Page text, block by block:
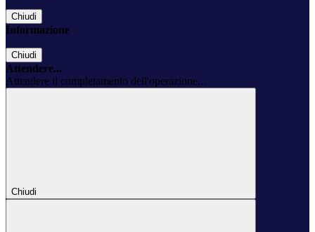
Chiudi
Informazione
Chiudi
Attendere...
Attendere il completamento dell'operazione...
Chiudi